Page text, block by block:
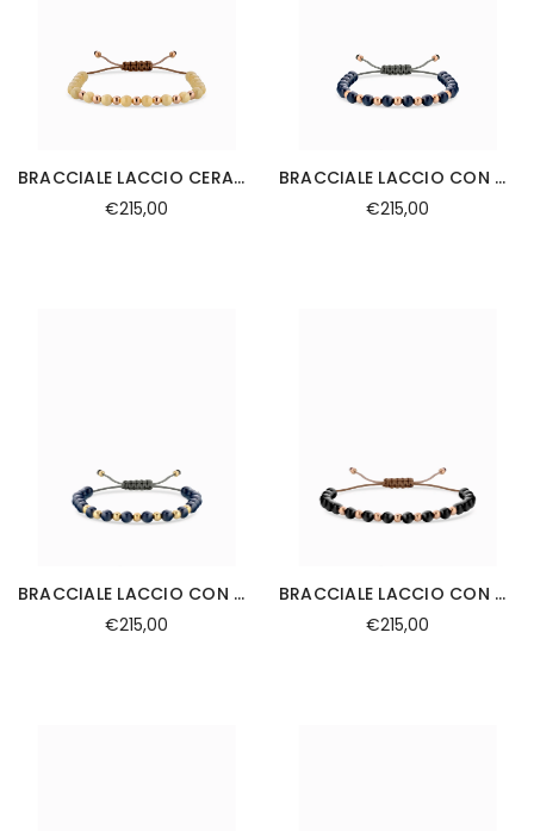
BRACCIALE LACCIO CERAMICA GIALLA IN ORO ROSA
€215,00
BRACCIALE LACCIO CON CERAMICA BLU SCURO IN ORO ROSA
€215,00
BRACCIALE LACCIO CON CERAMICA BLU SCURO IN ORO GIALLO
€215,00
BRACCIALE LACCIO CON CERAMICA NERA IN ORO ROSA
€215,00